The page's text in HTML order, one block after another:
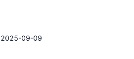
2025-09-09